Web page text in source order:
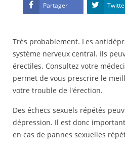
Partager
Très probablement. Les
système nerveux central. Ils
érectiles. Consultez votre
permet de vous prescrire le
votre trouble de l'érection.
Des échecs sexuels répétés
dépression. Il est donc
en cas de pannes sexuelles